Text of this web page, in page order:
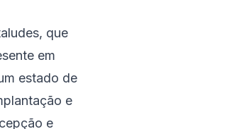
que
em
estado de
e
e